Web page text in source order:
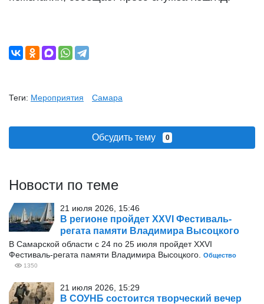
Теги: Мероприятия Самара
Обсудить тему 0
Новости по теме
21 июля 2026, 15:46
В регионе пройдет XXVI Фестиваль-
регата памяти Владимира Высоцкого
В Самарской области с 24 по 25 июля пройдет XXVI
Фестиваль-регата памяти Владимира Высоцкого.
Общество
1350
21 июля 2026, 15:29
В СОУНБ состоится творческий вечер